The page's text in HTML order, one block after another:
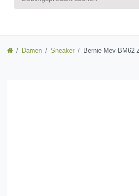
Damen Sneaker Bernie Mev BM62